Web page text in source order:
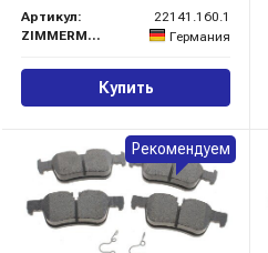
Артикул:
22141.160.1
ZIMMERMANN
Германия
Купить
Рекомендуем